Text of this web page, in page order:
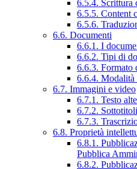
6.5.4. Scrittura
6.5.5. Content
6.5.6.
6.6. Documenti
6.6.1. I
6.6.2. Tipi di
6.6.3. Formato
6.6.4. Modalità
6.7. Immagini e video
6.7.1. Testo
6.7.2.
6.7.3.
6.8. Proprietà
6.8.1.
Pubblica
6.8.2.